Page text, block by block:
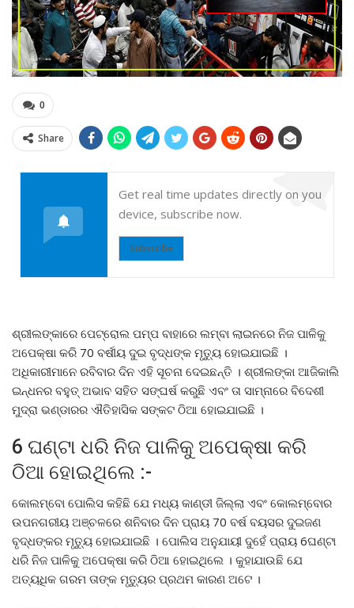
0
Share
Get real time updates directly on you
device, subscribe now.
Subscribe
ଶ୍ରୀଲଙ୍କାରେ ପେଟ୍ରୋଲ ପମ୍ପ ବାହାରେ ଲମ୍ବା ଲାଇନରେ ନିଜ ପାଳିକୁ
ଅପେକ୍ଷା କରି 70 ବର୍ଷୀୟ ଦୁଇ ବୃଦ୍ଧଙ୍କ ମୃତ୍ୟୁ ହୋଇଯାଇଛି ।
ଅଧିକାରୀମାନେ ରବିବାର ଦିନ ଏହି ସୂଚନା ଦେଇଛନ୍ତି । ଶ୍ରୀଲଙ୍କା ଆଜିକାଲି
ଇନ୍ଧନର ବହୁତ୍ ଅଭାବ ସହିତ ସଙ୍ଘର୍ଷ କରୁଛି ଏବଂ ତା ସାମ୍ନାରେ ବିଦେଶୀ
ମୁଦ୍ରା ଭଣ୍ଡାରର ଐତିହାସିକ ସଙ୍କଟ ଠିଆ ହୋଇଯାଇଛି ।
6 ଘଣ୍ଟା ଧରି ନିଜ ପାଳିକୁ ଅପେକ୍ଷା କରି
ଠିଆ ହୋଇଥିଲେ :-
କୋଲମ୍ବୋ ପୋଲିସ କହିଛି ଯେ ମଧ୍ୟ କାଣ୍ଡୀ ଜିଲ୍ଲା ଏବଂ କୋଲମ୍ବୋର
ଉପନଗରୀୟ ଅଞ୍ଚଳରେ ଶନିବାର ଦିନ ପ୍ରାୟ 70 ବର୍ଷ ବୟସର ଦୁଇଜଣ
ବୃଦ୍ଧଙ୍କର ମୃତ୍ୟୁ ହୋଇଯାଇଛି । ପୋଲିସ ଅନୁଯାୟୀ ଦୁହେଁ ପ୍ରାୟ 6ଘଣ୍ଟା
ଧରି ନିଜ ପାଳିକୁ ଅପେକ୍ଷା କରି ଠିଆ ହୋଇଥିଲେ । କୁହାଯାଉଛି ଯେ
ଅତ୍ୟଧିକ ଗରମ ତାଙ୍କ ମୃତ୍ୟୁର ପ୍ରଥମ କାରଣ ଅଟେ ।